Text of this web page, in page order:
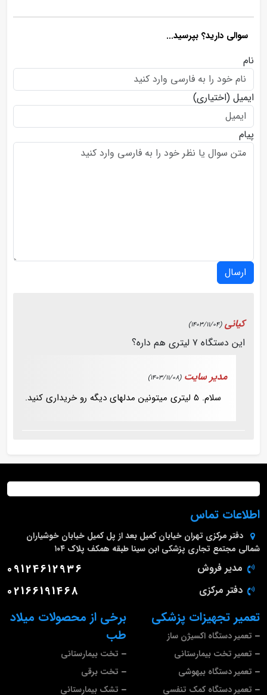
سوالی دارید؟ بپرسید...
نام
ایمیل (اختیاری)
پیام
ارسال
کیانی (1403/11/04)
این دستگاه ۷ لیتری هم داره؟
مدیر سایت (1403/11/08)
سلام. 5 لیتری میتونین مدلهای دیگه رو خریداری کنید.
برخی از محصولات میلاد
طب
تخت بیمارستانی
تخت برقی
تشک بیمارستانی
تعمیر تجهیزات پزشکی
تعمیر دستگاه اکسیژن ساز
تعمیر تخت بیمارستانی
تعمیر دستگاه بیهوشی
تعمیر دستگاه کمک تنفسی
اطلاعات تماس
دفتر مرکزی تهران خیابان کمیل بعد از پل کمیل خیابان خوشیاران
شمالی مجتمع تجاری پزشکی ابن سینا طبقه همکف پلاک ۱۰۴
مدیر فروش 09124612936
دفتر مرکزی 02166191468